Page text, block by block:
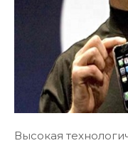
Высокая